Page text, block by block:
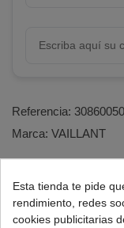
Referencia:
Marca: VAILLANT
DESCRIPCIÓN
Esta tienda te pide
rendimiento, redes
cookies publicitarias